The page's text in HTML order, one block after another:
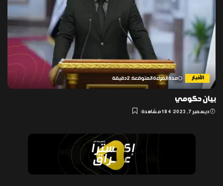
الأخبار مدة القراءة المتوقعة: 2 دقيقة
بيان حكومي
ديسمبر 7, 2023 184 مشاهدة